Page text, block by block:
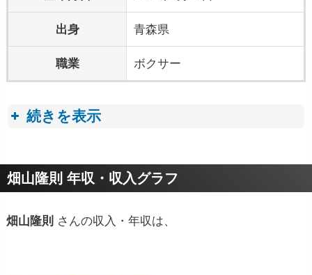
出身 青森県
職業 ボクサー
続きを表示
プロフィールトピック
畑山隆則 年収・収入グラフ
畑山隆則 さんの収入・年収は、